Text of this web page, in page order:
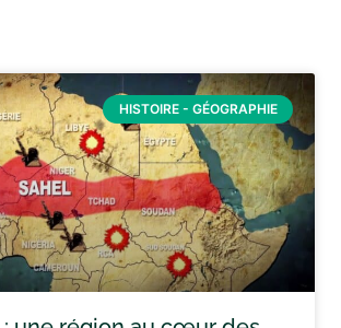
HISTOIRE - GÉOGRAPHIE